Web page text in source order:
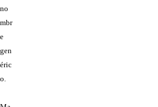
no
mbr
e
gen
éric
o.